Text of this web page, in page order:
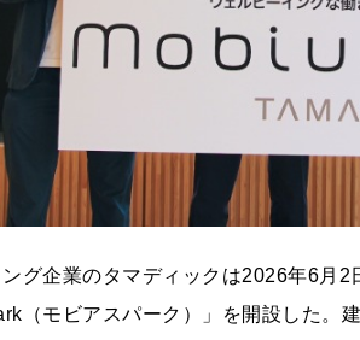
グ企業のタマディックは2026年6月
（モビアスパーク）」を開設した。